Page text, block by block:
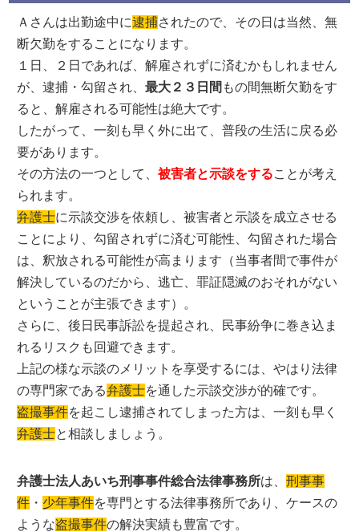
Ａさんは出勤途中に逮捕されたので、その日は当然、無
断欠勤をすることになります。
１日、２日であれば、解雇されずに済むかもしれません
が、逮捕・勾留され、最大２３日間 もの間無断欠勤をす
ると、解雇される可能性は絶大です。
したがって、一刻も早く外に出て、普段の生活に戻る必
要があります。
その方法の一つとして、被害者と示談をすることが考え
られます。
弁護士に示談交渉を依頼し、被害者と示談を成立させる
ことにより、勾留されずに済む可能性、勾留された場合
は、釈放される可能性が高まります（当事者間で事件が
解決しているのだから、逃亡、罪証隠滅のおそれがない
ということが主張できます）。
さらに、後日民事訴訟を提起され、民事紛争に巻き込ま
れるリスクも回避できます。
上記の様な示談のメリットを享受するには、やはり法律
の専門家である弁護士を通した示談交渉が的確です。
盗撮事件を起こし逮捕されてしまった方は、一刻も早く
弁護士と相談しましょう。
弁護士法人あいち刑事事件総合法律事務所は、刑事事
件 ・ 少年事件を専門とする法律事務所であり、ケースの
ような盗撮事件の解決実績も豊富です。